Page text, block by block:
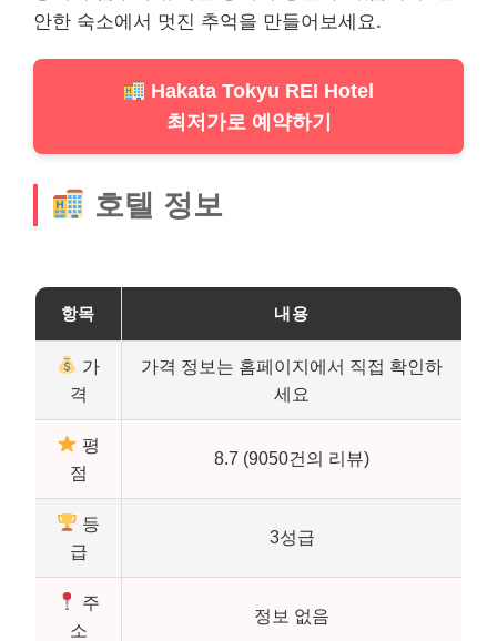
안한 숙소에서 멋진 추억을 만들어보세요.
Hakata Tokyu REI Hotel
최저가로 예약하기
호텔 정보
항목 내용
가
격
가격 정보는 홈페이지에서 직접 확인하
세요
평
점
8.7 (9050건의 리뷰)
등
급
3성급
주
소
정보 없음